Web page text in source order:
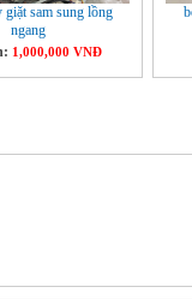
giặt sam sung lồng
ngang
1,000,000 VNĐ